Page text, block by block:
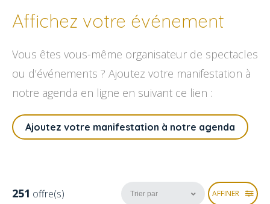
Affichez votre événement
Vous êtes vous-même organisateur de spectacles
ou d’événements ? Ajoutez votre manifestation à
notre agenda en ligne en suivant ce lien :
Ajoutez votre manifestation à notre agenda
251 offre(s) AFFINER